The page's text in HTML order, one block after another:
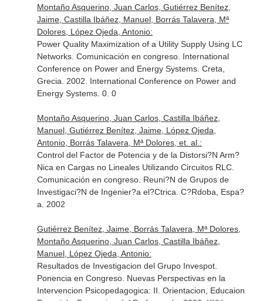
Montaño Asquerino, Juan Carlos, Gutiérrez Benítez,
Jaime, Castilla Ibáñez, Manuel, Borrás Talavera, Mª
Dolores, López Ojeda, Antonio:
Power Quality Maximization of a Utility Supply Using LC
Networks. Comunicación en congreso. International
Conference on Power and Energy Systems. Creta,
Grecia. 2002. International Conference on Power and
Energy Systems. 0. 0
Montaño Asquerino, Juan Carlos, Castilla Ibáñez,
Manuel, Gutiérrez Benítez, Jaime, López Ojeda,
Antonio, Borrás Talavera, Mª Dolores, et. al.:
Control del Factor de Potencia y de la Distorsi?N Arm?
Nica en Cargas no Lineales Utilizando Circuitos RLC.
Comunicación en congreso. Reuni?N de Grupos de
Investigaci?N de Ingenier?a el?Ctrica. C?Rdoba, Espa?
a. 2002
Gutiérrez Benítez, Jaime, Borrás Talavera, Mª Dolores,
Montaño Asquerino, Juan Carlos, Castilla Ibáñez,
Manuel, López Ojeda, Antonio:
Resultados de Investigacion del Grupo Invespot.
Ponencia en Congreso. Nuevas Perspectivas en la
Intervencion Psicopedagogica: II. Orientacion, Educaion